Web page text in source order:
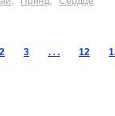
2 3 . . . 12